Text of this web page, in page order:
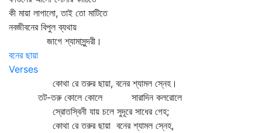
কী মায়া লাগালো, তাই তো মাটিতে
নবজীবনের বিপুল ব্যথায়
জাগে শ্যামাসুন্দরী।
বনের ছায়া
Verses
কোথা রে তরুর ছায়া, বনের শ্যামল স্নেহ।
তট-তরু কোলে কোলে সারাদিন কলরোলে
স্রোতস্বিনী যায় চলে সুদূরে সাধের গেহ;
কোথা রে তরুর ছায়া বনের শ্যামল স্নেহ,